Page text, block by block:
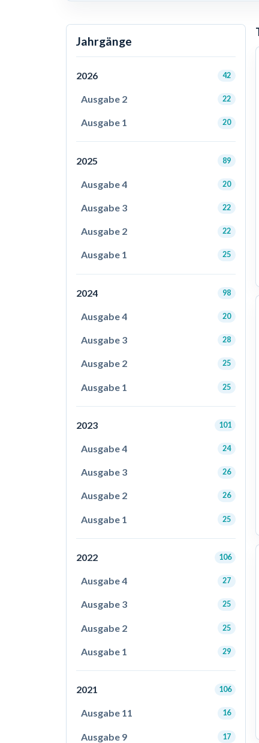
Jahrgänge
2026 42
Ausgabe 2 22
Ausgabe 1 20
2025 89
Ausgabe 4 20
Ausgabe 3 22
Ausgabe 2 22
Ausgabe 1 25
2024 98
Ausgabe 4 20
Ausgabe 3 28
Ausgabe 2 25
Ausgabe 1 25
2023 101
Ausgabe 4 24
Ausgabe 3 26
Ausgabe 2 26
Ausgabe 1 25
2022 106
Ausgabe 4 27
Ausgabe 3 25
Ausgabe 2 25
Ausgabe 1 29
2021 106
Ausgabe 11 16
Ausgabe 9 17